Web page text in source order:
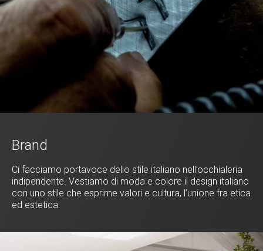
Brand
Ci facciamo portavoce dello stile italiano nell’occhialeria
indipendente. Vestiamo di moda e colore il design italiano
con uno stile che esprime valori e cultura, l’unione fra etica
ed estetica.